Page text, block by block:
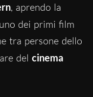
, aprendo la
dei primi film
tra persone dello
del cinema